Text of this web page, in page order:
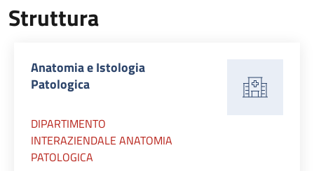
Struttura
Anatomia e Istologia
Patologica
DIPARTIMENTO
INTERAZIENDALE ANATOMIA
PATOLOGICA